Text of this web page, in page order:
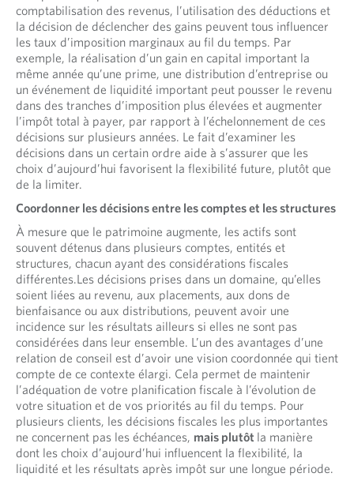
comptabilisation des revenus, l’utilisation des déductions et
la décision de déclencher des gains peuvent tous influencer
les taux d’imposition marginaux au fil du temps. Par
exemple, la réalisation d’un gain en capital important la
même année qu’une prime, une distribution d’entreprise ou
un événement de liquidité important peut pousser le revenu
dans des tranches d’imposition plus élevées et augmenter
l’impôt total à payer, par rapport à l’échelonnement de ces
décisions sur plusieurs années. Le fait d’examiner les
décisions dans un certain ordre aide à s’assurer que les
choix d’aujourd’hui favorisent la flexibilité future, plutôt que
de la limiter.
Coordonner les décisions entre les comptes et les structures
À mesure que le patrimoine augmente, les actifs sont
souvent détenus dans plusieurs comptes, entités et
structures, chacun ayant des considérations fiscales
différentes.Les décisions prises dans un domaine, qu’elles
soient liées au revenu, aux placements, aux dons de
bienfaisance ou aux distributions, peuvent avoir une
incidence sur les résultats ailleurs si elles ne sont pas
considérées dans leur ensemble. L’un des avantages d’une
relation de conseil est d’avoir une vision coordonnée qui tient
compte de ce contexte élargi. Cela permet de maintenir
l’adéquation de votre planification fiscale à l’évolution de
votre situation et de vos priorités au fil du temps. Pour
plusieurs clients, les décisions fiscales les plus importantes
ne concernent pas les échéances, mais plutôt la manière
dont les choix d’aujourd’hui influencent la flexibilité, la
liquidité et les résultats après impôt sur une longue période.